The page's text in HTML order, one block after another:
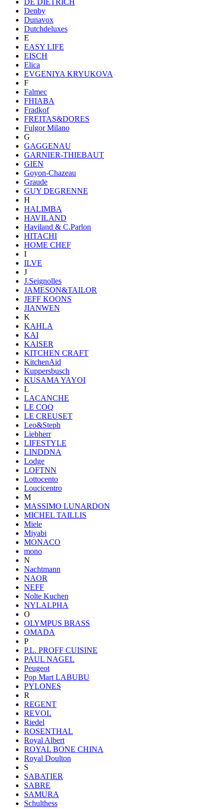
Denby
Dunavox
Dutchdeluxes
E
EASY LIFE
EISCH
Elica
EVGENIYA KRYUKOVA
F
Falmec
FHIABA
Fradkof
FREITAS&DORES
Fulgor Milano
G
GAGGENAU
GARNIER-THIEBAUT
GIEN
Goyon-Chazeau
Graude
GUY DEGRENNE
H
HALIMBA
HAVILAND
Haviland & C.Parlon
HITACHI
HOME CHEF
I
ILVE
J
J.Seignolles
JAMESON&TAILOR
JEFF KOONS
JIANWEN
K
KAHLA
KAI
KAISER
KITCHEN CRAFT
KitchenAid
Kuppersbusch
KUSAMA YAYOI
L
LACANCHE
LE COQ
LE CREUSET
Leo&Steph
Liebherr
LIFESTYLE
LINDDNA
Lodge
LOFTNN
Lottocento
Loucicentro
M
MASSIMO LUNARDON
MICHEL TAILLIS
Miele
Miyabi
MONACO
mono
N
Nachtmann
NAOR
NEFF
Nolte Kuchen
NYLALPHA
O
OLYMPUS BRASS
OMADA
P
P.L. PROFF CUISINE
PAUL NAGEL
Peugeot
Pop Mart LABUBU
PYLONES
R
REGENT
REVOL
Riedel
ROSENTHAL
Royal Albert
ROYAL BONE CHINA
Royal Doulton
S
SABATIER
SABRE
SAMURA
Schulthess